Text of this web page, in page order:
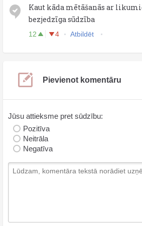
Kaut kāda mētāšanās ar
bezjedzīga sūdzība
12 4 Atbildēt
Pievienot komentāru
Jūsu attieksme pret sūdzību:
Pozitīva
Neitrāla
Negatīva